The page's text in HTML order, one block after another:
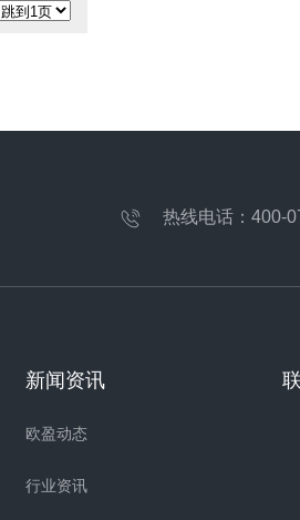
热线电话： 400-
新闻资讯
欧盈动态
行业资讯